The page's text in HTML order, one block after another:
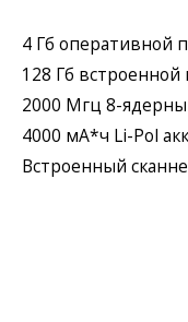
4 Гб оперативной
128 Гб
2000 Мгц 8-
4000 мА*ч Li-Pol
Встроенный